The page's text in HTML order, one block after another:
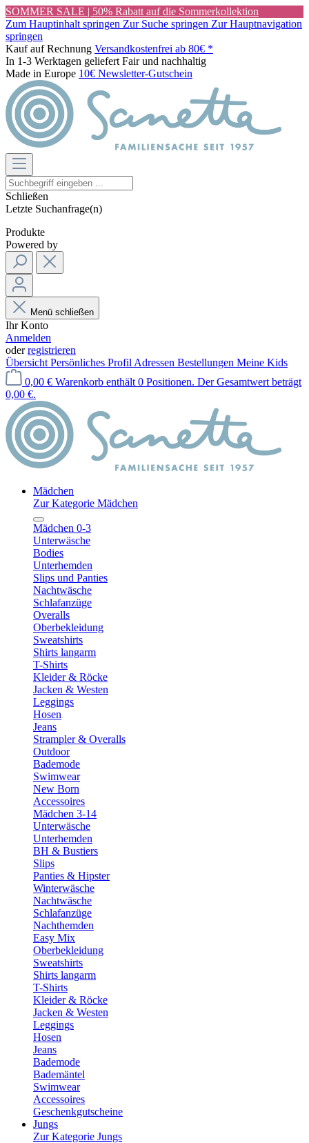
SOMMER SALE | 50% Rabatt auf die Sommerkollektion
Zum Hauptinhalt springen Zur Suche springen Zur Hauptnavigation
springen
Kauf auf Rechnung Versandkostenfrei ab 80€ *
In 1-3 Werktagen geliefert Fair und nachhaltig
Made in Europe 10€ Newsletter-Gutschein
Schließen
Letzte Suchanfrage(n)
Produkte
Powered by
Menü schließen
Ihr Konto
Anmelden
oderregistrieren
Übersicht Persönliches Profil Adressen Bestellungen Meine Kids
0,00 € Warenkorb enthält 0 Positionen. Der Gesamtwert beträgt
0,00 €.
Mädchen
Zur Kategorie Mädchen
Mädchen 0-3
Unterwäsche
Bodies
Unterhemden
Slips und Panties
Nachtwäsche
Schlafanzüge
Overalls
Oberbekleidung
Sweatshirts
Shirts langarm
T-Shirts
Kleider & Röcke
Jacken & Westen
Leggings
Hosen
Jeans
Strampler & Overalls
Outdoor
Bademode
Swimwear
New Born
Accessoires
Mädchen 3-14
Unterwäsche
Unterhemden
BH & Bustiers
Slips
Panties & Hipster
Winterwäsche
Nachtwäsche
Schlafanzüge
Nachthemden
Easy Mix
Oberbekleidung
Sweatshirts
Shirts langarm
T-Shirts
Kleider & Röcke
Jacken & Westen
Leggings
Hosen
Jeans
Bademode
Bademäntel
Swimwear
Accessoires
Geschenkgutscheine
Jungs
Zur Kategorie Jungs